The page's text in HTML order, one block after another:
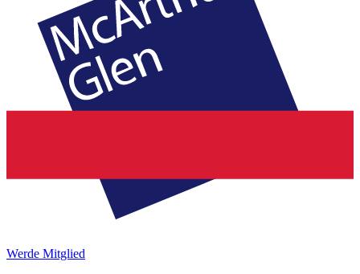
Werde Mitglied